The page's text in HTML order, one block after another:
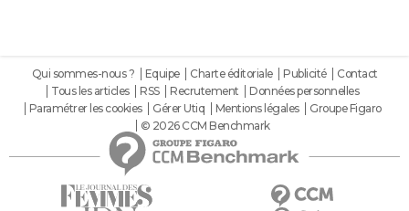
Qui sommes-nous ? Equipe Charte éditoriale Publicité
Contact
Tous les articles
RSS Recrutement
Données personnelles
Paramétrer les cookies
Gérer Utiq Mentions légales
Groupe Figaro
© 2026 CCM Benchmark